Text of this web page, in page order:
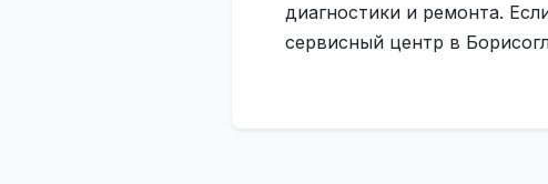
диагностики и ремонта.
сервисный центр в